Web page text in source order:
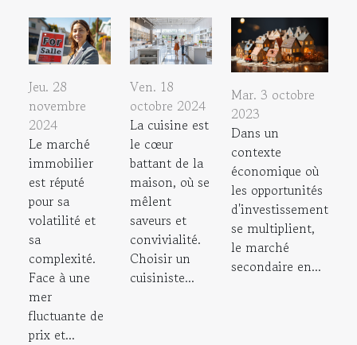
Jeu. 28
novembre
2024
Le marché
immobilier
est réputé
pour sa
volatilité et
sa
complexité.
Face à une
mer
fluctuante de
prix et...
Ven. 18
octobre 2024
La cuisine est
le cœur
battant de la
maison, où se
mêlent
saveurs et
convivialité.
Choisir un
cuisiniste...
Mar. 3 octobre
2023
Dans un
contexte
économique où
les opportunités
d'investissement
se multiplient,
le marché
secondaire en...